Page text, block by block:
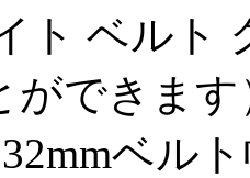
ト ベルト
ができま
ベル